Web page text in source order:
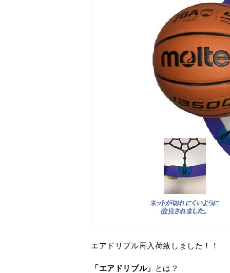
エアドリブル再入荷致しました！！
「エアドリブル」
とは？